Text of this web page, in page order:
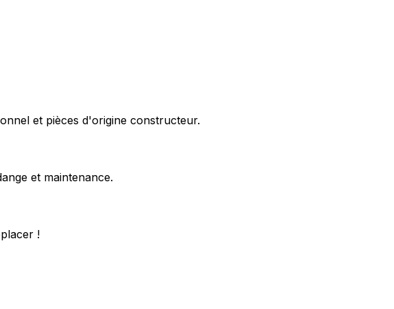
et pièces d'origine constructeur.
et maintenance.
!